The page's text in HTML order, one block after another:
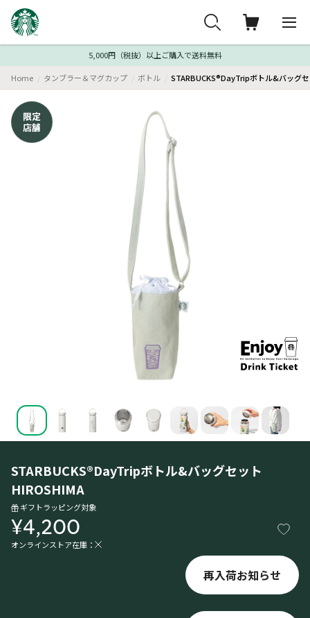
5,000円（税抜）以上ご購入で送料無料
Home タンブラー＆マグカップ ボトル STARBUCKS®DayTripボトル&バッグ
限定
店舗
STARBUCKS®DayTripボトル&バッグセット
HIROSHIMA
ギフトラッピング対象
¥4,200
オンラインストア在庫：
再入荷お知らせ